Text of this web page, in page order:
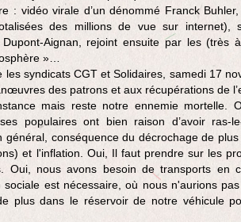
: vidéo virale d’un dénommé Franck
des millions de vue sur internet),
Aignan, rejoint ensuite par les (très
»…
syndicats CGT et Solidaires, samedi 17
des patrons et aux récupérations de
mais reste notre ennemie mortelle.
populaires ont bien raison d’avoir ras-
conséquence du décrochage de
et l'inflation. Oui, Il faut prendre sur les
Oui, nous avons besoin de transports en
est nécessaire, où nous n'aurions
plus dans le réservoir de notre véhicule